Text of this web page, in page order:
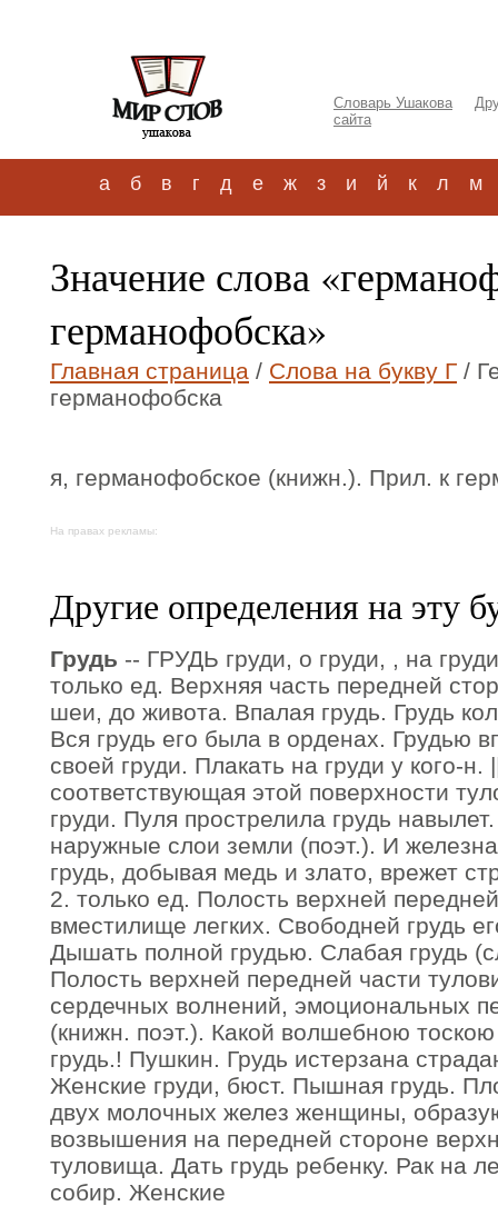
Словарь Ушакова
сайта
а б в г д е ж з и й к л м
Значение слова
германофобска»
Главная страница / Слова на букву Г /
германофобска
я, германофобское (книжн.). Прил. к
На правах рекламы:
Другие определения на эту
Грудь -- ГРУДЬ груди, о груди, , на
только ед. Верхняя часть передней
шеи, до живота. Впалая грудь. Грудь
Вся грудь его была в орденах. Грудью
своей груди. Плакать на груди у кого-
соответствующая этой поверхности
груди. Пуля прострелила грудь
наружные слои земли (поэт.). И
грудь, добывая медь и злато, врежет
2. только ед. Полость верхней
вместилище легких. Свободней грудь
Дышать полной грудью. Слабая грудь
Полость верхней передней части
сердечных волнений, эмоциональных
(книжн. поэт.). Какой волшебною
грудь.! Пушкин. Грудь истерзана
Женские груди, бюст. Пышная грудь.
двух молочных желез женщины,
возвышения на передней стороне
туловища. Дать грудь ребенку. Рак на
собир. Женские